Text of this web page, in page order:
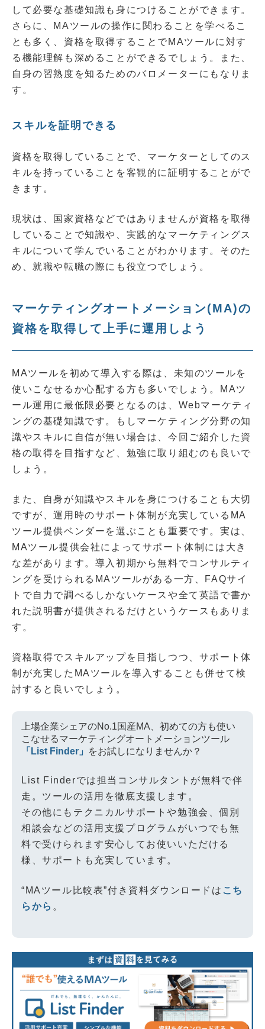
して必要な基礎知識も身につけることができます。
さらに、MAツールの操作に関わることを学べるこ
とも多く、資格を取得することでMAツールに対す
る機能理解も深めることができるでしょう。また、
自身の習熟度を知るためのバロメーターにもなりま
す。
スキルを証明できる
資格を取得していることで、マーケターとしてのス
キルを持っていることを客観的に証明することがで
きます。
現状は、国家資格などではありませんが資格を取得
していることで知識や、実践的なマーケティングス
キルについて学んでいることがわかります。そのた
め、就職や転職の際にも役立つでしょう。
マーケティングオートメーション(MA)の
資格を取得して上手に運用しよう
MAツールを初めて導入する際は、未知のツールを
使いこなせるか心配する方も多いでしょう。MAツ
ール運用に最低限必要となるのは、Webマーケティ
ングの基礎知識です。もしマーケティング分野の知
識やスキルに自信が無い場合は、今回ご紹介した資
格の取得を目指すなど、勉強に取り組むのも良いで
しょう。
また、自身が知識やスキルを身につけることも大切
ですが、運用時のサポート体制が充実しているMA
ツール提供ベンダーを選ぶことも重要です。実は、
MAツール提供会社によってサポート体制には大き
な差があります。導入初期から無料でコンサルティ
ングを受けられるMAツールがある一方、FAQサイ
トで自力で調べるしかないケースや全て英語で書か
れた説明書が提供されるだけというケースもありま
す。
資格取得でスキルアップを目指しつつ、サポート体
制が充実したMAツールを導入することも併せて検
討すると良いでしょう。
上場企業シェアのNo.1国産MA、初めての方も使い
こなせるマーケティングオートメーションツール
「List Finder」
をお試しになりませんか？
List Finderでは担当コンサルタントが無料で伴
走。ツールの活用を徹底支援します。
その他にもテクニカルサポートや勉強会、個別
相談会などの活用支援プログラムがいつでも無
料で受けられます安心してお使いいただける
様、サポートも充実しています。
“MAツール比較表”付き資料ダウンロードは こち
らから 。